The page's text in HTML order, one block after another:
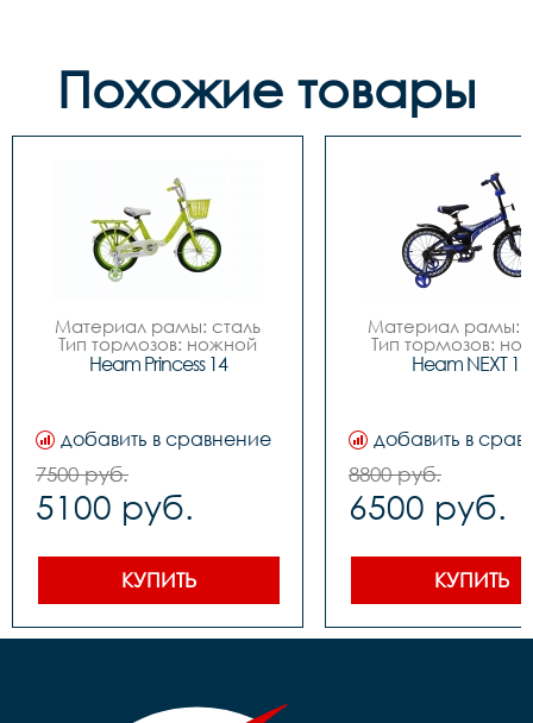
Похожие товары
Материал рамы: сталь
Тип тормозов: ножной
Диаметр колес: 14
Задний переключатель
-
Передний переключатель
Манетки		-
Шатуны (Система)
Задние звезды		сталь
Каретка
картридж
Тормоза		 задний-
Heam Princess 14
добавить в сравнение
7500 руб.
5100 руб.
КУПИТЬ
Материал рамы:
Тип тормозов:
Диаметр
Вилка		сталь
Задний
Передний
-
Манетки		-
сталь под
Задние звезды		сталь
Каретка
картридж
Heam NEXT 16
добавить в
8800 руб.
6500 руб.
КУПИТЬ